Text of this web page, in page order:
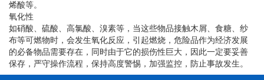
烯酸等。
氧化性
如硝酸、硫酸、高氯酸、溴素等，当这些物品接触木屑、食糖、纱
布等可燃物时，会发生氧化反应，引起燃烧，危险品作为经济发展
的必备物品需要存在，同时由于它的损伤性巨大，因此一定要妥善
保存，严守操作流程，保持高度警惕，加强监控，防止事故发生。